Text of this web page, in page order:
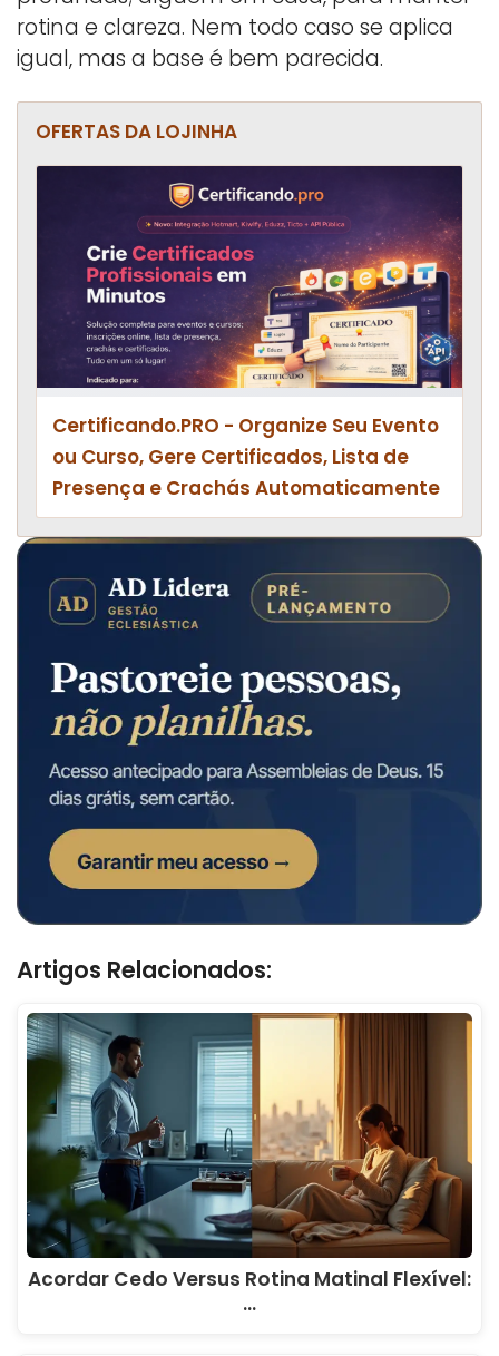
rotina e clareza. Nem todo caso se aplica
igual, mas a base é bem parecida.
OFERTAS DA LOJINHA
Certificando.PRO - Organize Seu Evento
ou Curso, Gere Certificados, Lista de
Presença e Crachás Automaticamente
Artigos Relacionados:
Acordar Cedo Versus Rotina Matinal Flexível:
…